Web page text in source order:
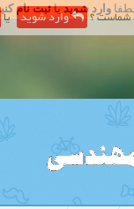
وارد شویدیاثبت نام
شماست ؟ وارد شوید یا